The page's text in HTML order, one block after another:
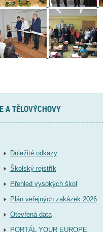
A TĚLOVÝCHOVY
Důležité odkazy
Školský rejstřík
Přehled vysokých škol
Plán veřejných zakázek 2026
Otevřená data
PORTÁL YOUR EUROPE